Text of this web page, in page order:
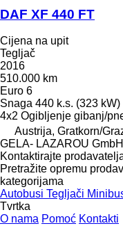
DAF XF 440 FT
Cijena na upit
Tegljač
2016
510.000 km
Euro 6
Snaga 440 k.s. (323 kW)
4x2 Ogibljenje gibanj/
Austrija, Gratkorn/
GELA- LAZAROU GmbH
Kontaktirajte
Pretražite opremu
kategorijama
Autobusi Tegljači
Tvrtka
O nama Pomoć Kontakti